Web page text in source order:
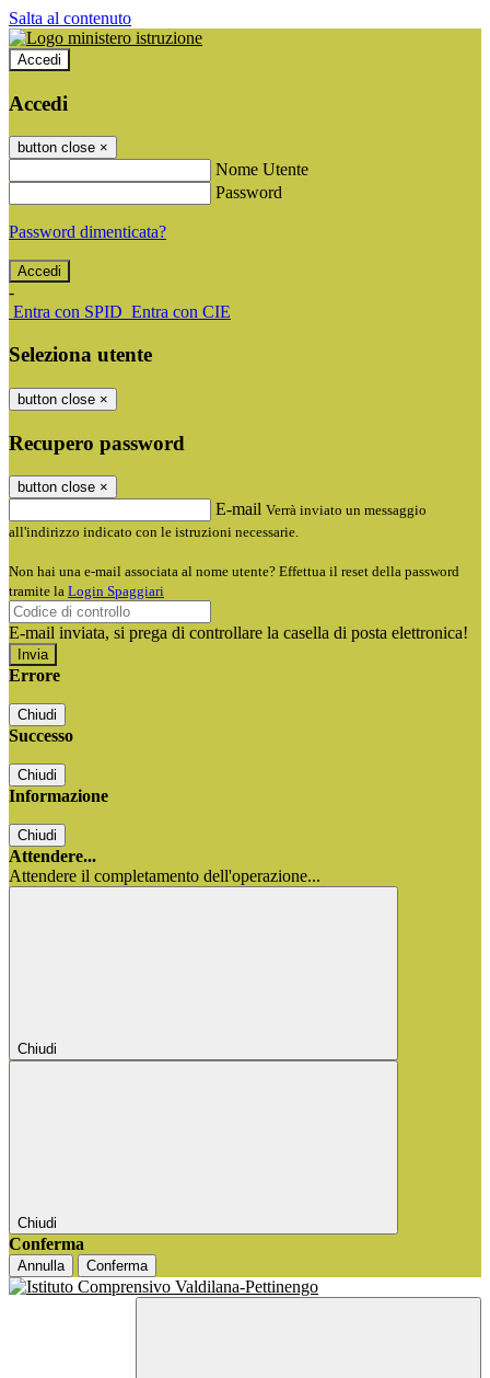
Salta al contenuto
Accedi
Accedi
button close ×
Nome Utente
Password
Password dimenticata?
-
Entra con SPID Entra con CIE
Seleziona utente
button close ×
Recupero password
button close ×
E-mail Verrà inviato un messaggio
all'indirizzo indicato con le istruzioni necessarie.
Non hai una e-mail associata al nome utente? Effettua il reset della password
tramite la Login Spaggiari
E-mail inviata, si prega di controllare la casella di posta elettronica!
Errore
Chiudi
Successo
Chiudi
Informazione
Chiudi
Attendere...
Attendere il completamento dell'operazione...
Chiudi
Chiudi
Conferma
Annulla Conferma